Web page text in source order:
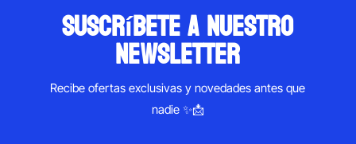
suscríbete a nuestro
newsletter
Recibe ofertas exclusivas y novedades antes que
nadie ✨📩